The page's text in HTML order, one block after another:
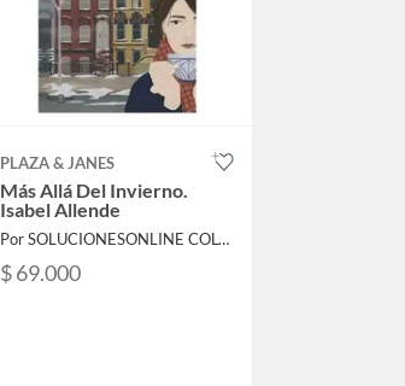
PLAZA & JANES
Más Allá Del Invierno.
Isabel Allende
Por SOLUCIONESONLINE COLOMBIA SAS
$ 69.000